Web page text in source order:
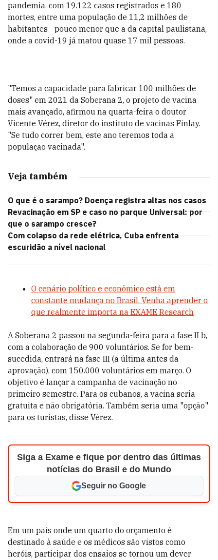
pandemia, com 19.122 casos registrados e 180
mortes, entre uma população de 11,2 milhões de
habitantes - pouco menor que a da capital paulistana,
onde a covid-19 já matou quase 17 mil pessoas.
"Temos a capacidade para fabricar 100 milhões de
doses" em 2021 da Soberana 2, o projeto de vacina
mais avançado, afirmou na quarta-feira o doutor
Vicente Vérez, diretor do instituto de vacinas Finlay.
"Se tudo correr bem, este ano teremos toda a
população vacinada".
Veja também
O que é o sarampo? Doença registra altas nos casos
Revacinação em SP e caso no parque Universal: por
que o sarampo cresce?
Com colapso da rede elétrica, Cuba enfrenta
escuridão a nível nacional
O cenário político e econômico está em
constante mudança no Brasil. Venha aprender o
que realmente importa na EXAME Research
A Soberana 2 passou na segunda-feira para a fase II b,
com a colaboração de 900 voluntários. Se for bem-
sucedida, entrará na fase III (a última antes da
aprovação), com 150.000 voluntários em março. O
objetivo é lançar a campanha de vacinação no
primeiro semestre. Para os cubanos, a vacina seria
gratuita e não obrigatória. Também seria uma "opção"
para os turistas, disse Vérez.
Siga a Exame e fique por dentro das últimas
notícias do Brasil e do Mundo
Seguir no Google
Em um país onde um quarto do orçamento é
destinado à saúde e os médicos são vistos como
heróis, participar dos ensaios se tornou um dever